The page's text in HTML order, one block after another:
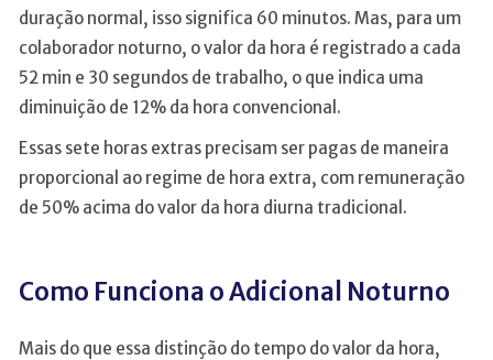
duração normal, isso significa 60 minutos. Mas, para um
colaborador noturno, o valor da hora é registrado a cada
52 min e 30 segundos de trabalho, o que indica uma
diminuição de 12% da hora convencional.
Essas sete horas extras precisam ser pagas de maneira
proporcional ao regime de hora extra, com remuneração
de 50% acima do valor da hora diurna tradicional.
Como Funciona o Adicional Noturno
Mais do que essa distinção do tempo do valor da hora,